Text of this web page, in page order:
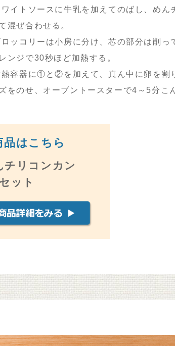
ワイトソースに牛乳を加えてのばし、めん
混ぜ合わせる。
ロッコリーは小房に分け、芯の部分は削っ
ンジで30秒ほど加熱する。
熱容器に①と②を加えて、真ん中に卵を割
をのせ、オーブントースターで4～5分こ
はこちら
チリコンカン
ット